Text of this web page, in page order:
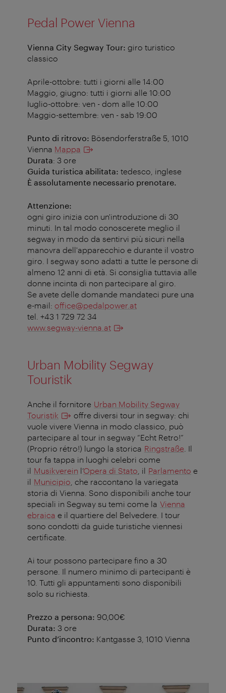
Pedal Power Vienna
Vienna City Segway Tour: giro turistico
classico
Aprile-ottobre: tutti i giorni alle 14:00
Maggio, giugno: tutti i giorni alle 10:00
Iuglio-ottobre: ven - dom alle 10:00
Maggio-settembre: ven - sab 19:00
Punto di ritrovo: Bösendorferstraße 5, 1010
Vienna Mappa
Durata: 3 ore
Guida turistica abilitata: tedesco, inglese
È assolutamente necessario prenotare.
Attenzione:
ogni giro inizia con un'introduzione di 30
minuti. In tal modo conoscerete meglio il
segway in modo da sentirvi più sicuri nella
manovra dell'apparecchio e durante il vostro
giro. I segway sono adatti a tutte le persone di
almeno 12 anni di età. Si consiglia tuttavia alle
donne incinta di non partecipare al giro.
Se avete delle domande mandateci pure una
e-mail: office@pedalpower.at
tel. +43 1 729 72 34
www.segway-vienna.at
Urban Mobility Segway
Touristik
Anche il fornitore Urban Mobility Segway
Touristik
offre diversi tour in segway: chi
vuole vivere Vienna in modo classico, può
partecipare al tour in segway “Echt Retro!”
(Proprio rétro!) lungo la storica Ringstraße . Il
tour fa tappa in luoghi celebri come
il Musikverein l’Opera di Stato , il Parlamento e
il Municipio , che raccontano la variegata
storia di Vienna. Sono disponibili anche tour
speciali in Segway su temi come la Vienna
ebraica e il quartiere del Belvedere. I tour
sono condotti da guide turistiche viennesi
certificate.
Ai tour possono partecipare fino a 30
persone. Il numero minimo di partecipanti è
10. Tutti gli appuntamenti sono disponibili
solo su richiesta.
Prezzo a persona: 90,00€
Durata: 3 ore
Punto d’incontro: Kantgasse 3, 1010 Vienna